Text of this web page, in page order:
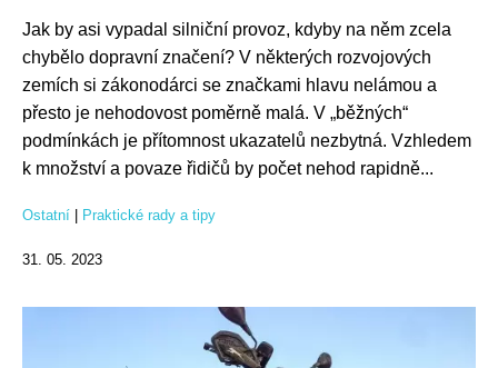
Jak by asi vypadal silniční provoz, kdyby na něm zcela
chybělo dopravní značení? V některých rozvojových
zemích si zákonodárci se značkami hlavu nelámou a
přesto je nehodovost poměrně malá. V „běžných“
podmínkách je přítomnost ukazatelů nezbytná. Vzhledem
k množství a povaze řidičů by počet nehod rapidně...
Ostatní Praktické rady a tipy
31. 05. 2023